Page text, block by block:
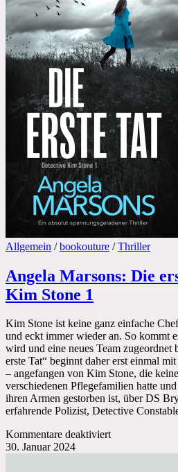
Franz
Wagner:
Glanz
in
ihren
Augen:
Große
Träume,
ihr
Weg
in
NBA
und
zum
Weltmeistertitel
Allgemein /bookouture /Thriller
Angela Marsons: Die
Kim Stone 1
Kim Stone ist keine ganz einfache
und eckt immer wieder an. So kommt
wird und eine neues Team
erste Tat“ beginnt daher erst einmal
– angefangen von Kim Stone, die
verschiedenen Pflegefamilien hatte
ihren Armen gestorben ist, über DS
erfahrende Polizist, Detective
Kommentare deaktiviertfür
30. Januar 2024